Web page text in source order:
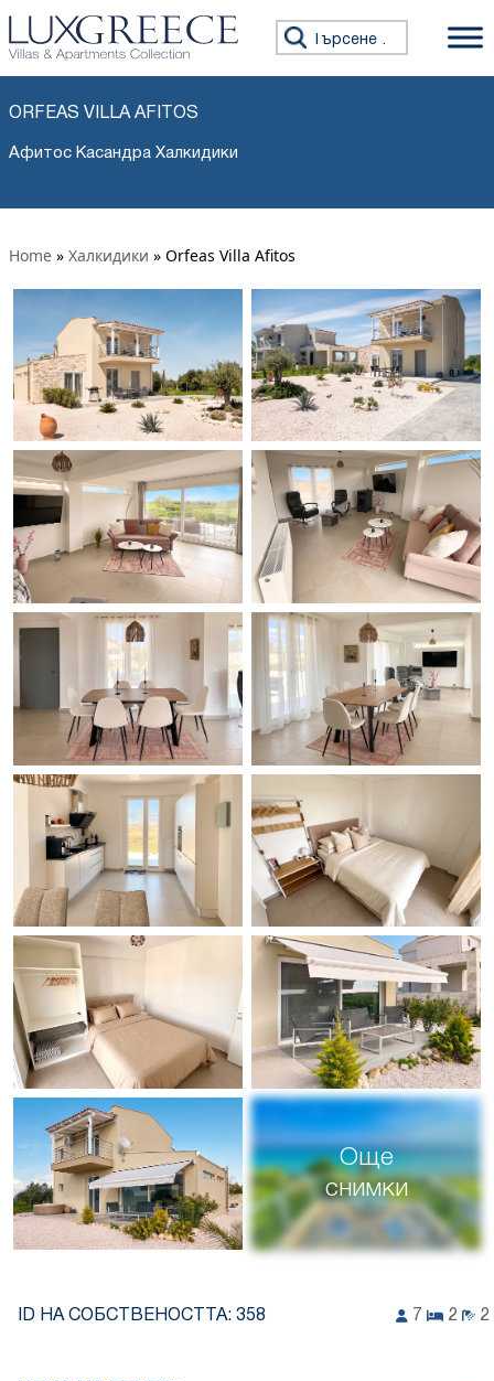
Търсене за:
ORFEAS VILLA AFITOS
Афитос Касандра Халкидики
Home » Халкидики » Orfeas Villa Afitos
Още
снимки
ID НА СОБСТВЕНОСТТА: 358 7 2 2